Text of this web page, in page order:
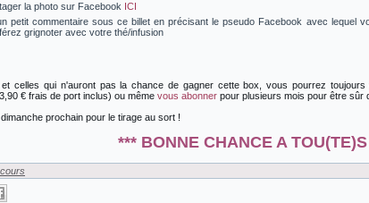
la photo sur Facebook ICI
petit commentaire sous ce billet en précisant le pseudo Facebook avec lequel
grignoter avec votre thé/infusion
celles qui n'auront pas la chance de gagner cette box, vous pourrez
€ frais de port inclus) ou même vous abonner pour plusieurs mois pour être sûr
prochain pour le tirage au sort !
*** BONNE CHANCE A